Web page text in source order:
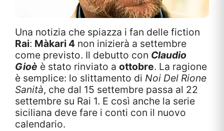
Una notizia che spiazza i fan delle fiction
Rai: Màkari 4 non inizierà a settembre
come previsto. Il debutto con Claudio
Gioè è stato rinviato a ottobre. La ragione
è semplice: lo slittamento di Noi Del Rione
Sanità, che dal 15 settembre passa al 22
settembre su Rai 1. E così anche la serie
siciliana deve fare i conti con il nuovo
calendario.